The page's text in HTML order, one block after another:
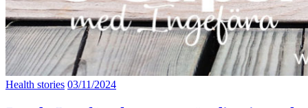
Health stories 03/11/2024